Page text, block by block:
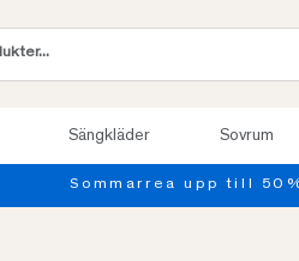
Sängkläder Sovrum